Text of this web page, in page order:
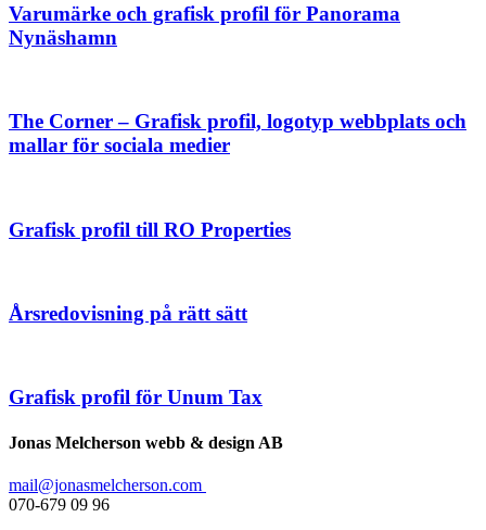
Varumärke och grafisk profil för Panorama
Nynäshamn
The Corner – Grafisk profil, logotyp webbplats och
mallar för sociala medier
Grafisk profil till RO Properties
Årsredovisning på rätt sätt
Grafisk profil för Unum Tax
Jonas Melcherson webb & design AB
mail@jonasmelcherson.com
070-679 09 96